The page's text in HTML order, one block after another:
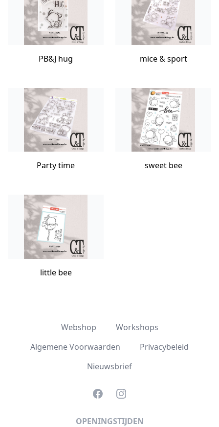
PB&J hug mice & sport
Party time sweet bee
little bee
Webshop
Workshops
Algemene Voorwaarden
Privacybeleid
Nieuwsbrief
FacebookInstagram
OPENINGSTIJDEN